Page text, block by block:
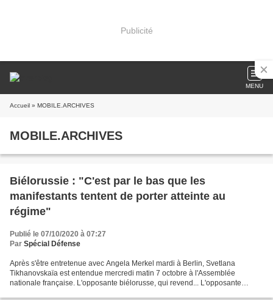
Publicité
MENU
Accueil » MOBILE.ARCHIVES
MOBILE.ARCHIVES
Biélorussie : "C'est par le bas que les
manifestants tentent de porter atteinte au
régime"
Publié le 07/10/2020 à 07:27
Par Spécial Défense
Après s'être entretenue avec Angela Merkel mardi à Berlin, Svetlana
Tikhanovskaïa est entendue mercredi matin 7 octobre à l'Assemblée
nationale française. L'opposante biélorusse, qui revend... L'opposante